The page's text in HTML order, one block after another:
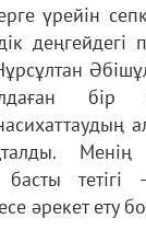
үрейін
бір
басты
әрекет ету